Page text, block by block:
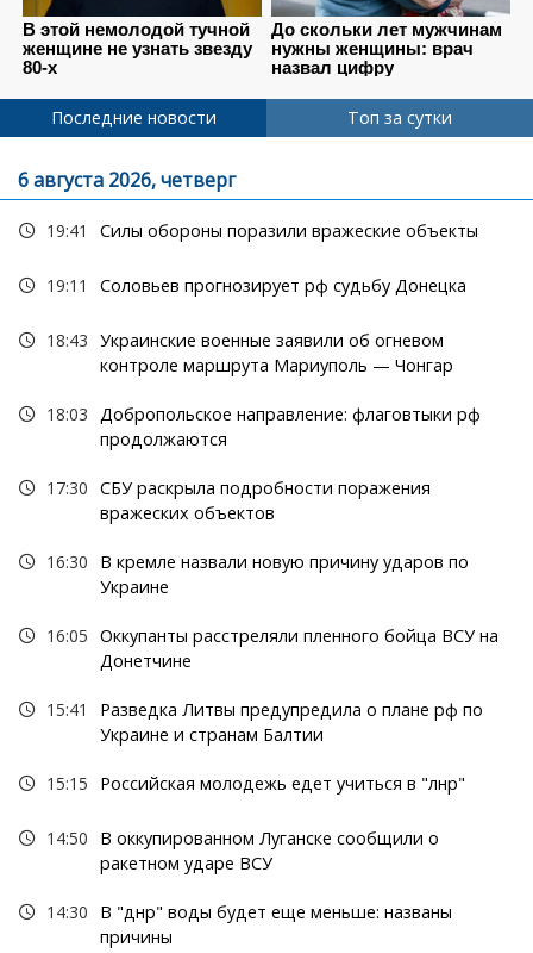
Последние новости Топ за сутки
6 августа 2026, четверг
19:41 Силы обороны поразили вражеские объекты
19:11 Соловьев прогнозирует рф судьбу Донецка
18:43 Украинские военные заявили об огневом
контроле маршрута Мариуполь — Чонгар
18:03 Добропольское направление: флаговтыки рф
продолжаются
17:30 СБУ раскрыла подробности поражения
вражеских объектов
16:30
В кремле назвали новую причину ударов по
Украине
16:05 Оккупанты расстреляли пленного бойца ВСУ на
Донетчине
15:41
Разведка Литвы предупредила о плане рф по
Украине и странам Балтии
15:15 Российская молодежь едет учиться в "лнр"
14:50
В оккупированном Луганске сообщили о
ракетном ударе ВСУ
14:30
В "днр" воды будет еще меньше: названы
причины